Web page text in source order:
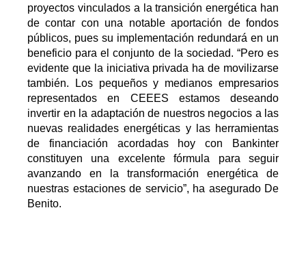
proyectos vinculados a la transición energética han
de contar con una notable aportación de fondos
públicos, pues su implementación redundará en un
beneficio para el conjunto de la sociedad. “Pero es
evidente que la iniciativa privada ha de movilizarse
también. Los pequeños y medianos empresarios
representados en CEEES estamos deseando
invertir en la adaptación de nuestros negocios a las
nuevas realidades energéticas y las herramientas
de financiación acordadas hoy con Bankinter
constituyen una excelente fórmula para seguir
avanzando en la transformación energética de
nuestras estaciones de servicio”, ha asegurado De
Benito.